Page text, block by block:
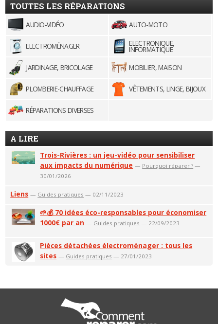
TOUTES LES RÉPARATIONS
AUDIO-VIDÉO AUTO-MOTO
ELECTROMÉNAGER ELECTRONIQUE,
INFORMATIQUE
JARDINAGE, BRICOLAGE
MOBILIER, MAISON
PLOMBERIE-CHAUFFAGE VÊTEMENTS, LINGE, BIJOUX
RÉPARATIONS DIVERSES
A LIRE
Trois-Rivières : un jeu-vidéo pour sensibiliser
aux impacts du numérique — Pourquoi réparer ? —
30/01/2026
Liens — Guides pratiques — 02/11/2023
🌱💰 70 idées éco-responsables pour économiser
1000€ par an — Guides pratiques — 22/09/2023
Pièces détachées électroménager : tous les
sites — Guides pratiques — 27/01/2023